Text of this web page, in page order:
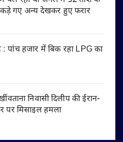
गए अन्य देखकर हुए फरार
पांच हजार में बिक रहा LPG का
निवासी दिलीप की ईरान-
पर मिसाइल हमला